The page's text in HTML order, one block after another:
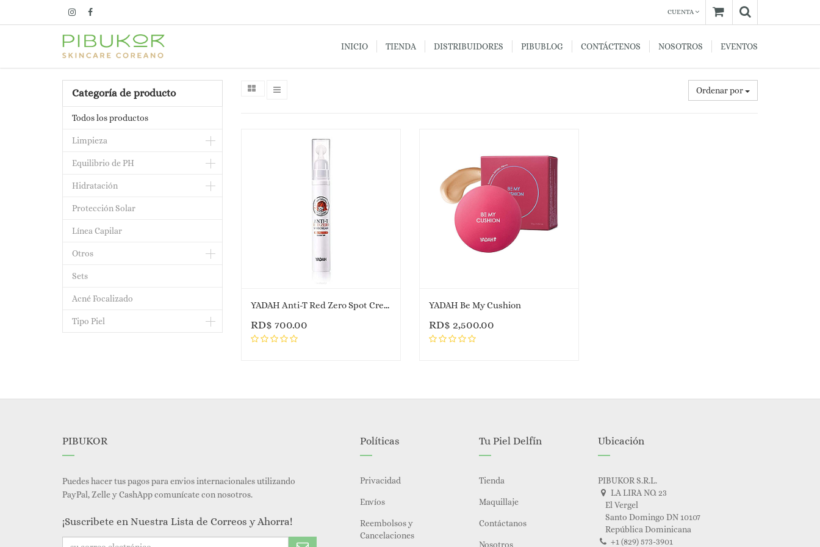
CUENTA
INICIO TIENDA DISTRIBUIDORES PIBUBLOG CONTÁCTENOS NOSOTROS EVENTOS
Categoría de producto
Todos los productos
Limpieza
Equilibrio de PH
Hidratación
Protección Solar
Línea Capilar
Otros
Sets
Acné Focalizado
Tipo Piel
Ordenar por
YADAH Anti-T Red Zero Spot Cream
RD$ 700.00
YADAH Be My Cushion
RD$ 2,500.00
PIBUKOR
Puedes hacer tus pagos para envios internacionales utilizando
PayPal, Zelle y CashApp comunícate con nosotros.
¡Suscribete en Nuestra Lista de Correos y Ahorra!
Políticas
Privacidad
Envíos
Reembolsos y
Cancelaciones
Tu Piel Delfín
Tienda
Maquillaje
Contáctanos
Nosotros
Ubicación
PIBUKOR S.R.L.
LA LIRA NO. 23
El Vergel
Santo Domingo DN 10107
República Dominicana
+1 (829) 573-3901